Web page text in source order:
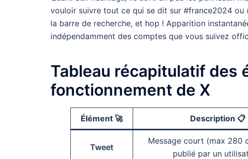
vouloir suivre tout ce qui se dit sur #france2024
la barre de recherche, et hop ! Apparition
indépendamment des comptes que vous suivez
Tableau récapitulatif des
fonctionnement de X
Élément 🚀 Description 📋
Tweet
Message court (max 280
publié par un